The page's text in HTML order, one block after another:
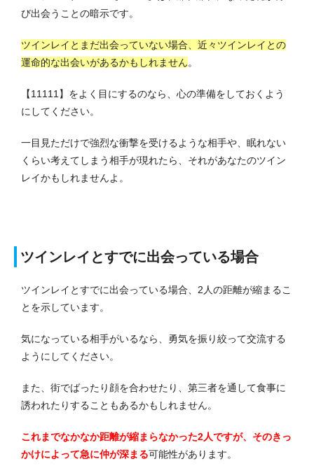
び出会うことの暗示です。
ツインレイとまだ出会っていない場合、近々ツインレイとの
運命的な出会いがあるかもしれません。
【11111】をよく目にするのなら、心の準備をしておくよう
にしてください。
一目見ただけで強烈な衝撃を受けるような相手や、眠れない
くらい考えてしまう相手が現れたら、それがあなたのツイン
レイかもしれませんよ。
ツインレイとすでに出会っている場合
ツインレイとすでに出会っている場合、2人の距離が縮まるこ
とを示しています。
気になっている相手がいるなら、勇気を振り絞って交流する
ようにしてください。
また、街でばったり顔を合わせたり、第三者を通して食事に
誘われたりすることもあるかもしれません。
これまでなかなか距離が縮まらなかった2人ですが、そのきっ
かけによって急に仲が深まる可能性があります。